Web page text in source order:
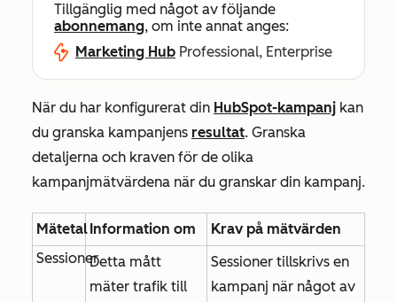
Tillgänglig med något av följande
abonnemang, om inte annat anges:
Marketing Hub Professional, Enterprise
När du har konfigurerat din HubSpot-kampanj kan
du granska kampanjens resultat. Granska
detaljerna och kraven för de olika
kampanjmätvärdena när du granskar din kampanj.
MätetalInformation om
Krav på mätvärden
SessionerDetta mått
mäter trafik till
Sessioner tillskrivs en
kampanj när något av